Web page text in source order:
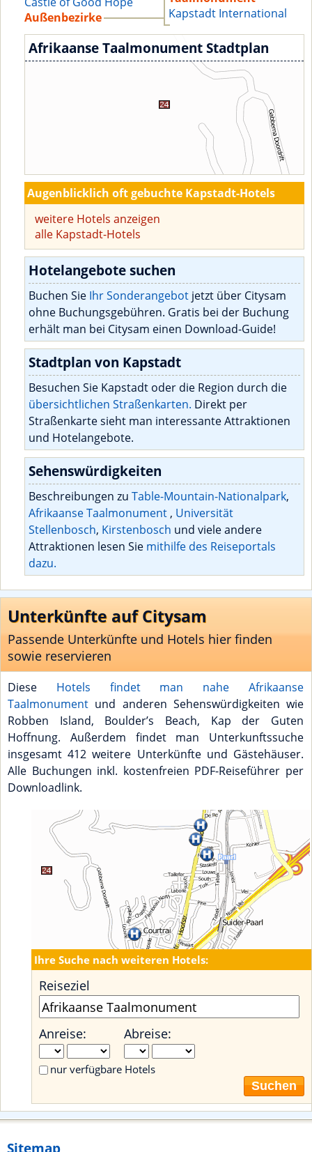
Außenbezirke
Kapstadt International
Afrikaanse Taalmonument Stadtplan
Augenblicklich oft gebuchte Kapstadt-Hotels
weitere Hotels anzeigen
alle Kapstadt-Hotels
Hotelangebote suchen
Buchen Sie Ihr Sonderangebot jetzt über Citysam
ohne Buchungsgebühren. Gratis bei der Buchung
erhält man bei Citysam einen Download-Guide!
Stadtplan von Kapstadt
Besuchen Sie Kapstadt oder die Region durch die
übersichtlichen Straßenkarten. Direkt per
Straßenkarte sieht man interessante Attraktionen
und Hotelangebote.
Sehenswürdigkeiten
Beschreibungen zu Table-Mountain-Nationalpark,
Afrikaanse Taalmonument , Universität
Stellenbosch, Kirstenbosch und viele andere
Attraktionen lesen Sie mithilfe des Reiseportals
dazu.
Unterkünfte auf Citysam
Passende Unterkünfte und Hotels hier finden
sowie reservieren
Diese Hotels findet man nahe Afrikaanse
Taalmonument und anderen Sehenswürdigkeiten wie
Robben Island, Boulder’s Beach, Kap der Guten
Hoffnung. Außerdem findet man Unterkunftssuche
insgesamt 412 weitere Unterkünfte und Gästehäuser.
Alle Buchungen inkl. kostenfreien PDF-Reiseführer per
Downloadlink.
Ihre Suche nach weiteren Hotels:
Reiseziel
Anreise: Abreise:
nur verfügbare Hotels
Suchen
Sitemap